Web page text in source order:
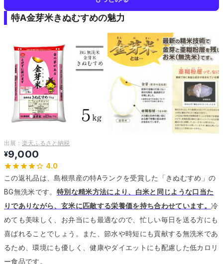
特A金芽米きぬむすめの魅力
出展： 楽天ふるさと納税
¥9,000
4.0
この返礼品は、島根県産の特Aランクを受賞した「きぬむすめ」の
BG無洗米です。 特別な精米方法により、白米と同じような口当た
りでありながら、玄米に匹敵する栄養価を持ち合わせています。冷
めても美味しく、お弁当にも最適なので、忙しい毎日を送る方にも
喜ばれることでしょう。
また、節水や時短にも貢献する無洗米であ
るため、環境にも優しく、健康やダイエットにも配慮した低カロリ
ー食品です。